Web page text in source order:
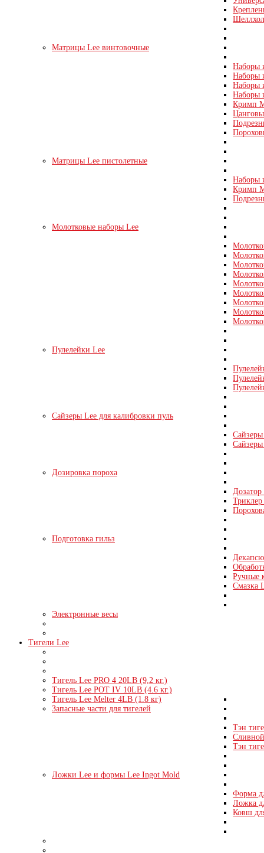
Матрицы Lee винтовочные
Наборы
Наборы
Наборы
Наборы
Кримп
Матрицы Lee пистолетные
Наборы
Кримп
Молотковые наборы Lee
Пулелейки Lee
Сайзеры Lee для калибровки пуль
Дозировка пороха
Подготовка гильз
Ручные
Смазка
Электронные весы
Тигели Lee
Тигель Lee PRO 4 20LB (9,2 кг.)
Тигель Lee POT IV 10LB (4.6 кг.)
Тигель Lee Melter 4LB (1.8 кг)
Запасные части для тигелей
Тэн
Тэн
Ложки Lee и формы Lee Ingot Mold
Форма
Ложка
Ковш